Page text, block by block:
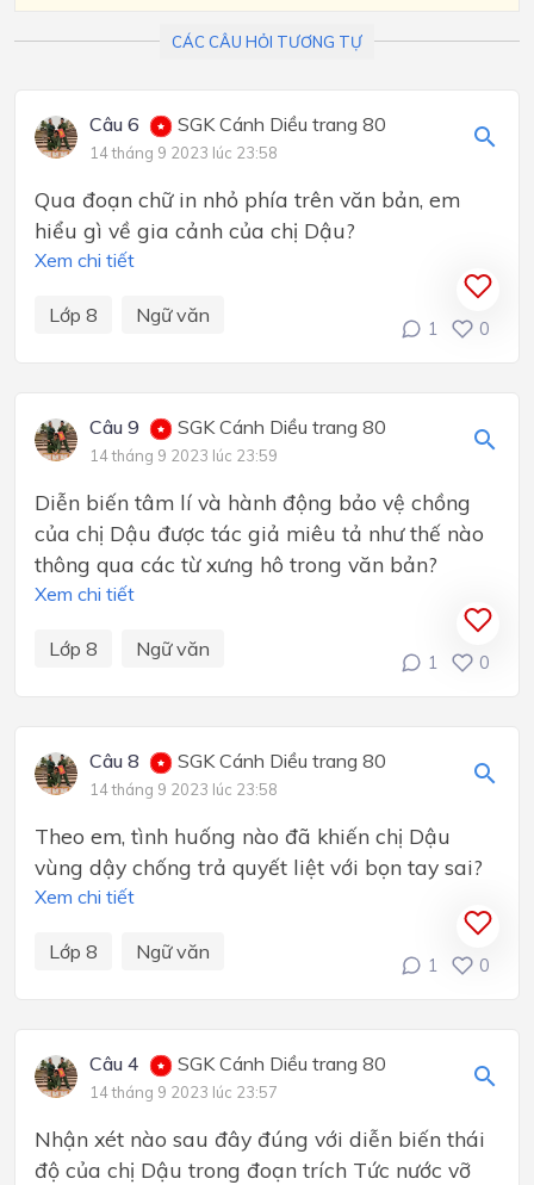
CÁC CÂU HỎI TƯƠNG TỰ
Câu 6 SGK Cánh Diều trang 80
14 tháng 9 2023 lúc 23:58
Qua đoạn chữ in nhỏ phía trên văn bản, em
hiểu gì về gia cảnh của chị Dậu?
Xem chi tiết
Lớp 8 Ngữ văn
1 0
Câu 9 SGK Cánh Diều trang 80
14 tháng 9 2023 lúc 23:59
Diễn biến tâm lí và hành động bảo vệ chồng
của chị Dậu được tác giả miêu tả như thế nào
thông qua các từ xưng hô trong văn bản?
Xem chi tiết
Lớp 8 Ngữ văn
1 0
Câu 8 SGK Cánh Diều trang 80
14 tháng 9 2023 lúc 23:58
Theo em, tình huống nào đã khiến chị Dậu
vùng dậy chống trả quyết liệt với bọn tay sai?
Xem chi tiết
Lớp 8 Ngữ văn
1 0
Câu 4 SGK Cánh Diều trang 80
14 tháng 9 2023 lúc 23:57
Nhận xét nào sau đây đúng với diễn biến thái
độ của chị Dậu trong đoạn trích Tức nước vỡ